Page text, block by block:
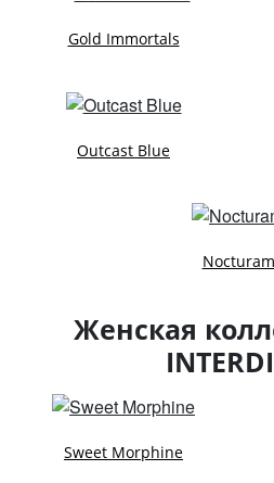
Gold Immortals
Outcast Blue
Женская
Sweet Morphine